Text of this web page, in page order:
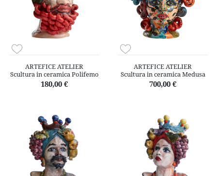
ARTEFICE ATELIER
Scultura in ceramica Polifemo
180,00 €
ARTEFICE ATELIER
Scultura in ceramica Medusa
700,00 €